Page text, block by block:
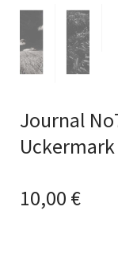
Journal
Uckermark
10,00 €